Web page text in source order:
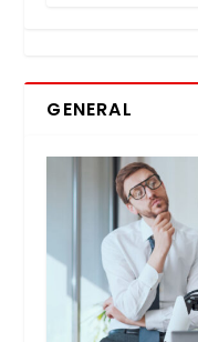
GENERAL